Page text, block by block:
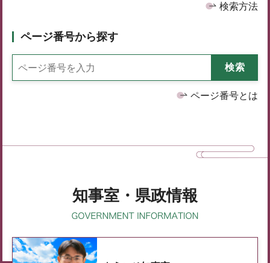
検索方法
ページ番号から探す
ページ番号とは
知事室・県政情報